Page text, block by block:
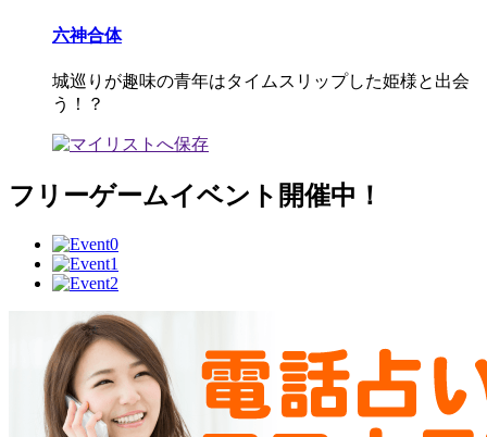
六神合体
城巡りが趣味の青年はタイムスリップした姫様と出会
う！？
フリーゲームイベント開催中！